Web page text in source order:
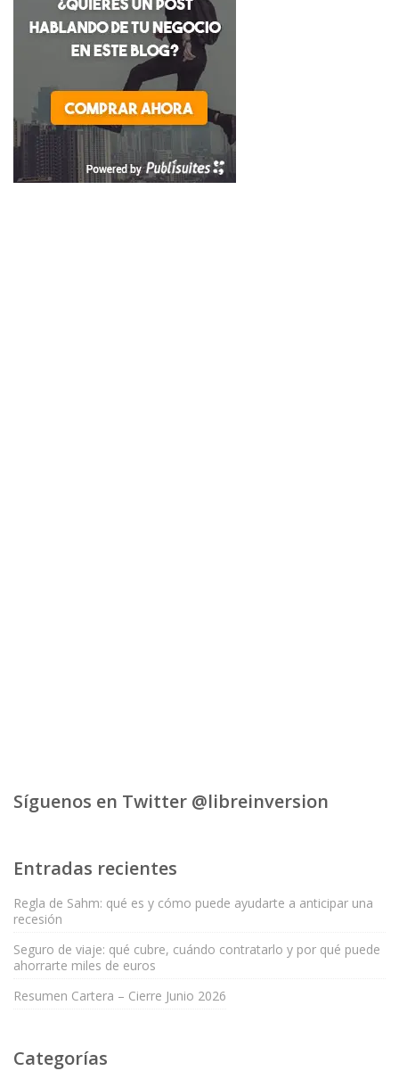
Síguenos en Twitter @libreinversion
Entradas recientes
Regla de Sahm: qué es y cómo puede ayudarte a anticipar una
recesión
Seguro de viaje: qué cubre, cuándo contratarlo y por qué puede
ahorrarte miles de euros
Resumen Cartera – Cierre Junio 2026
Categorías